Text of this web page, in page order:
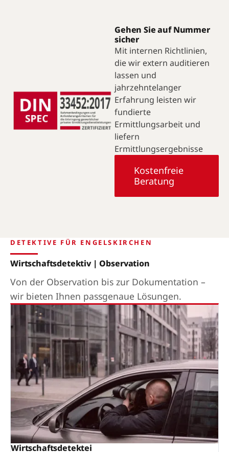
Gehen Sie auf Nummer
sicher
Mit internen Richtlinien,
die wir extern auditieren
lassen und
jahrzehntelanger
Erfahrung leisten wir
fundierte
Ermittlungsarbeit und
liefern
Ermittlungsergebnisse
Kostenfreie
Beratung
DETEKTIVE FÜR ENGELSKIRCHEN
Wirtschaftsdetektiv | Observation
Von der Observation bis zur Dokumentation –
wir bieten Ihnen passgenaue Lösungen.
Wirtschaftsdetektei